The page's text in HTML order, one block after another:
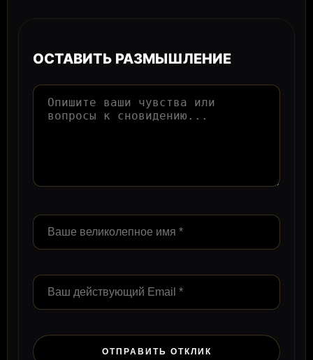
ОСТАВИТЬ РАЗМЫШЛЕНИЕ